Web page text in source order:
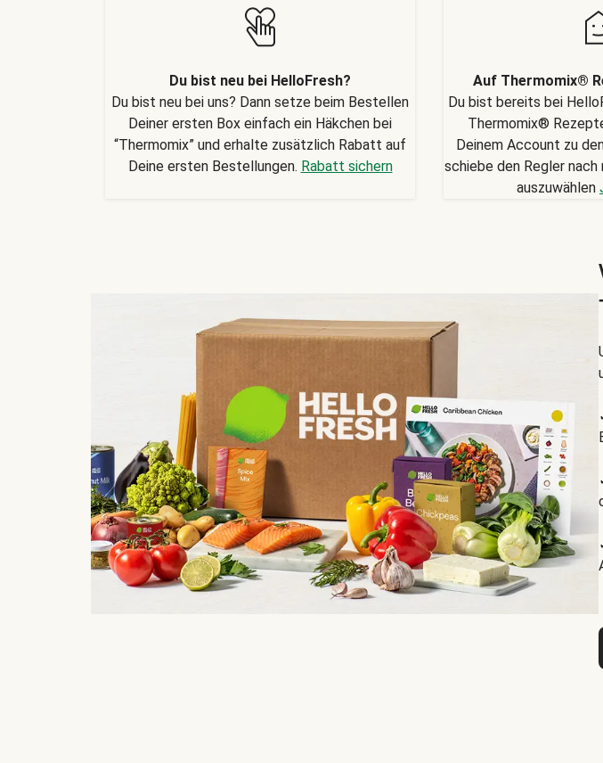
Du bist neu bei HelloFresh?
Du bist neu bei uns? Dann setze beim Bestellen
Deiner ersten Box einfach ein Häkchen bei
“Thermomix” und erhalte zusätzlich Rabatt auf
Deine ersten Bestellungen. Rabatt sichern
Auf Thermomix®
Du bist bereits bei
Thermomix®
Deinem Account zu
schiebe den Regler
auszuwählen